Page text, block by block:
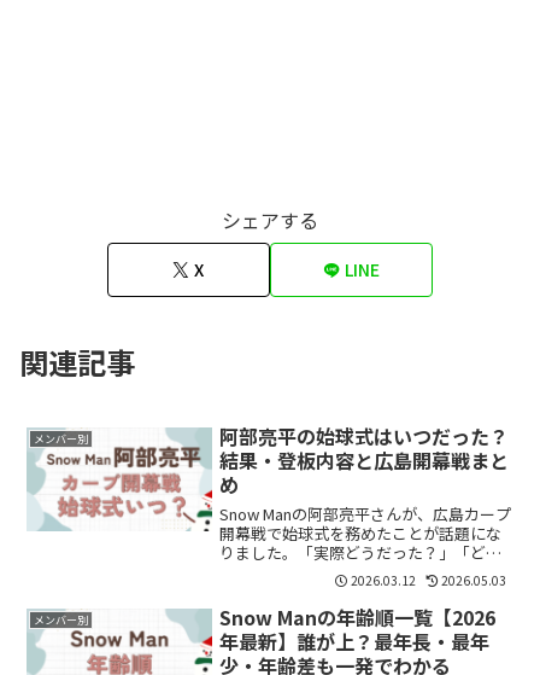
シェアする
X LINE
関連記事
メンバー別
阿部亮平の始球式はいつだった？
結果・登板内容と広島開幕戦まと
め
Snow Manの阿部亮平さんが、広島カープ
開幕戦で始球式を務めたことが話題にな
りました。「実際どうだった？」「どん
な様子だった？」と気になっている方も
多いのではないでしょうか。この記事で
は、始球式の日時や場所に加えて、当日
の様子や反応をま...
2026.03.12 2026.05.03
メンバー別
Snow Manの年齢順一覧【2026
年最新】誰が上？最年長・最年
少・年齢差も一発でわかる